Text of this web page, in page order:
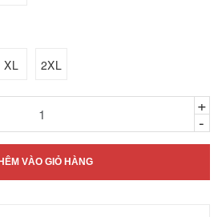
XL 2XL
+
-
VÀO GIỎ HÀNG